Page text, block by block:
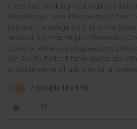
I´ am not working for Eurail or
knowledge here. Please ask in the
private message as this is the
answer. I prefer English/German/
case of Reservationquestions
like Route, Date, Trainnumber as
provide general advices or answers
2 people like this